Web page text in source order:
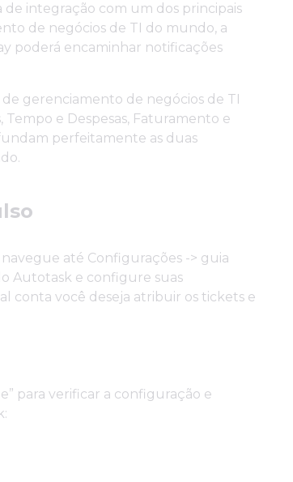
integração com um dos principais
de negócios de TI do mundo, a
poderá encaminhar notificações
gerenciamento de negócios de TI
Tempo e Despesas, Faturamento e
perfeitamente as duas
até Configurações -> guia
Autotask e configure suas
conta você deseja atribuir os tickets e
para verificar a configuração e